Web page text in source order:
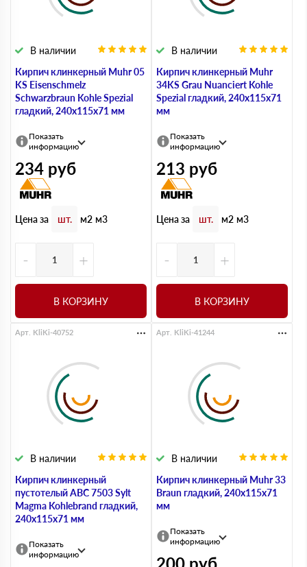
Кирпич клинкерный Muhr 05
KS Eisenschmelz
Schwarzbraun Kohle Spezial
гладкий, 240х115х71 мм
В наличии
Показать
информацию
234 руб
Цена за шт. м2 м3
- +
В КОРЗИНУ
Кирпич клинкерный Muhr
34KS Grau Nuanciert Kohle
Spezial гладкий, 240х115х71
мм
В наличии
Показать
информацию
213 руб
Цена за шт. м2 м3
- +
В КОРЗИНУ
Кирпич клинкерный
пустотелый ABC 7503 Sylt
Magma Kohlebrand гладкий,
240х115х71 мм
В наличии
Арт. KliKi-40752
Показать
информацию
Кирпич клинкерный Muhr 33
Braun гладкий, 240х115х71
мм
В наличии
Арт. KliKi-41244
Показать
информацию